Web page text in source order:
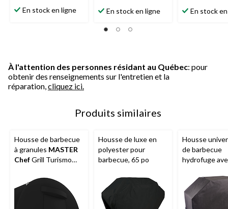
étoile(s)
En stock en ligne
étoile(s)
5.
En stock en ligne
étoile(s)
En stock
À l'attention des personnes résidant au Québec: pour
obtenir des renseignements sur l'entretien et la
réparation, cliquez ici.
Produits similaires
Housse de barbecue
à granules MASTER
ChefGrill Turismo
ventilées
Housse de luxe en
polyester pour
barbecue, 65 po
Housse
de barbecue
hydrofuge
moyen, noir